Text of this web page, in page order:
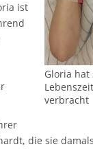
Gloria hat
verbracht
ist
die sie